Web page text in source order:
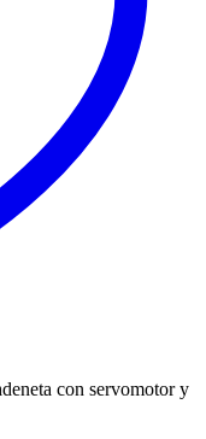
con servomotor y